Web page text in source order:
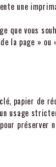
une
que vous
la page »
papier de
préserver